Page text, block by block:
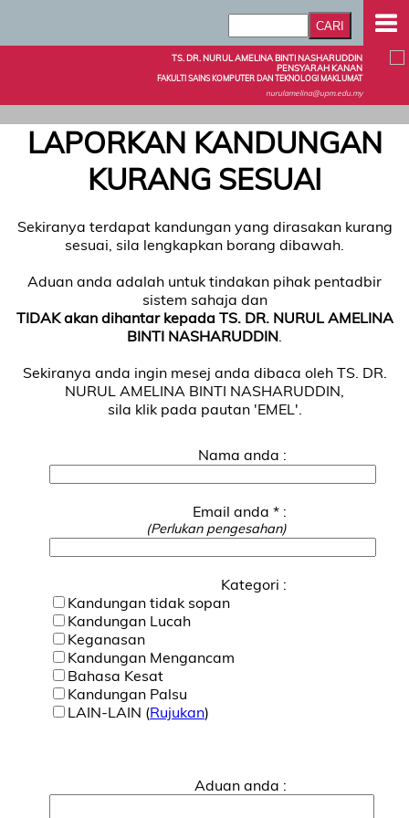
TS. DR. NURUL AMELINA BINTI NASHARUDDIN
PENSYARAH KANAN
FAKULTI SAINS KOMPUTER DAN TEKNOLOGI MAKLUMAT
nurulamelina@upm.edu.my
LAPORKAN KANDUNGAN
KURANG SESUAI
Sekiranya terdapat kandungan yang dirasakan kurang
sesuai, sila lengkapkan borang dibawah.
Aduan anda adalah untuk tindakan pihak pentadbir
sistem sahaja dan
TIDAK akan dihantar kepada TS. DR. NURUL AMELINA
BINTI NASHARUDDIN
Sekiranya anda ingin mesej anda dibaca oleh TS. DR.
NURUL AMELINA BINTI NASHARUDDIN,
sila klik pada pautan 'EMEL'.
Nama anda :
Email anda * :
(Perlukan pengesahan)
Kategori :
Kandungan tidak sopan
Kandungan Lucah
Keganasan
Kandungan Mengancam
Bahasa Kesat
Kandungan Palsu
LAIN-LAIN (Rujukan)
Aduan anda :